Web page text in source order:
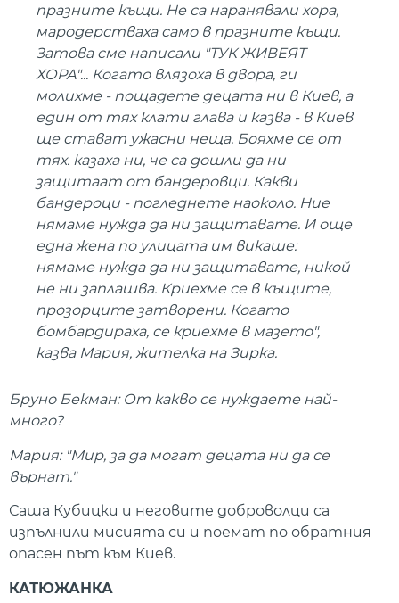
празните къщи. Не са наранявали хора,
мародерстваха само в празните къщи.
Затова сме написали "ТУК ЖИВЕЯТ
ХОРА"... Когато влязоха в двора, ги
молихме - пощадете децата ни в Киев, а
един от тях клати глава и казва - в Киев
ще стават ужасни неща. Бояхме се от
тях. казаха ни, че са дошли да ни
защитаат от бандеровци. Какви
бандероци - погледнете наоколо. Ние
нямаме нужда да ни защитавате. И още
една жена по улицата им викаше:
нямаме нужда да ни защитавате, никой
не ни заплашва. Криехме се в къщите,
прозорците затворени. Когато
бомбардираха, се криехме в мазето",
казва Мария, жителка на Зирка.
Бруно Бекман: От какво се нуждаете най-
много?
Мария: "Мир, за да могат децата ни да се
върнат."
Саша Кубицки и неговите доброволци са
изпълнили мисията си и поемат по обратния
опасен път към Киев.
КАТЮЖАНКА